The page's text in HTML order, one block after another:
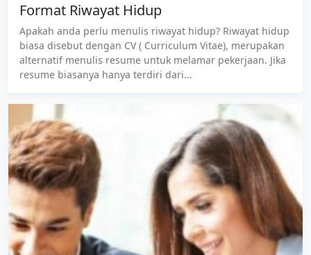
Format Riwayat Hidup
Apakah anda perlu menulis riwayat hidup? Riwayat hidup
biasa disebut dengan CV ( Curriculum Vitae), merupakan
alternatif menulis resume untuk melamar pekerjaan. Jika
resume biasanya hanya terdiri dari...